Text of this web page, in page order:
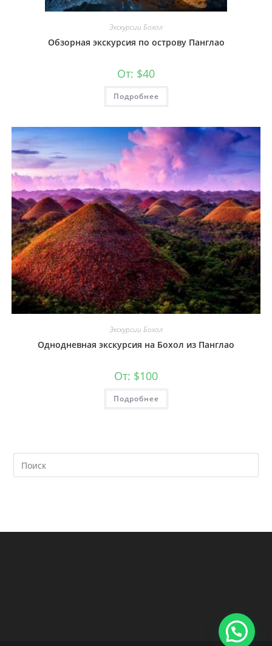
Экскурсии Бохол
Обзорная экскурсия по острову Панглао
От: $40
Подробнее
Экскурсии Бохол
Однодневная экскурсия на Бохол из Панглао
От: $100
Подробнее